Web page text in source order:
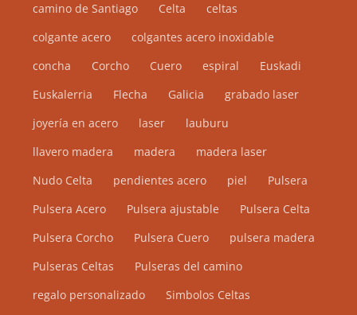
camino de Santiago
Celta
celtas
colgante acero
colgantes acero inoxidable
concha
Corcho Cuero espiral
Euskadi
Euskalerria
Flecha Galicia
grabado laser
joyería en acero
laser
lauburu
llavero madera
madera
madera laser
Nudo Celta
pendientes acero piel
Pulsera
Pulsera Acero
Pulsera ajustable
Pulsera Celta
Pulsera Corcho
Pulsera Cuero
pulsera madera
Pulseras Celtas
Pulseras del camino
regalo personalizado
Simbolos Celtas